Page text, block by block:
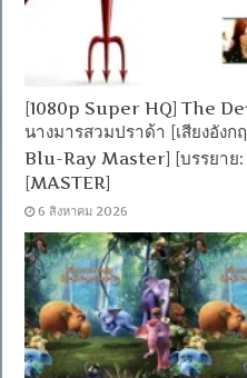
[1080p Super HQ] The
นางมารสวมปราด้า [เสียงอังก
Blu-Ray Master] [บรรยาย
[MASTER]
6 สิงหาคม 2026